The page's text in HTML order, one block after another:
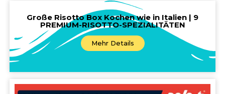
Große Risotto Box Kochen wie in Italien | 9
PREMIUM-RISOTTO-SPEZIALITÄTEN
Mehr Details